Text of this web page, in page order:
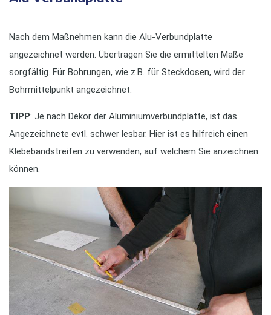
Nach dem Maßnehmen kann die Alu-Verbundplatte
angezeichnet werden. Übertragen Sie die ermittelten Maße
sorgfältig. Für Bohrungen, wie z.B. für Steckdosen, wird der
Bohrmittelpunkt angezeichnet.
TIPP: Je nach Dekor der Aluminiumverbundplatte, ist das
Angezeichnete evtl. schwer lesbar. Hier ist es hilfreich einen
Klebebandstreifen zu verwenden, auf welchem Sie anzeichnen
können.